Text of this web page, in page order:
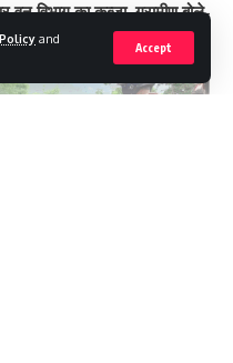
and
Accept
विभाग का कब्जा, ग्रामीण बोले-